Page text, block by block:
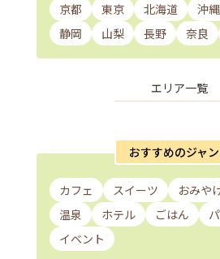
京都 東京 北海道 沖縄
静岡
山梨 長野 奈良
エリア一覧
おすすめのジャ
カフェ スイーツ おみや
温泉
ホテル ごはん
イベント